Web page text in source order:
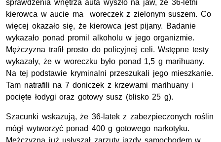
sprawdzenia wnętrza auta wyszło na jaw, że 36-letni
kierowca w aucie ma woreczek z zielonym suszem. Co
więcej okazało się, że kierowca jest pijany. Badanie
wykazało ponad promil alkoholu w jego organizmie.
Mężczyzna trafił prosto do policyjnej celi. Wstępne testy
wykazały, że w woreczku było ponad 1,5 g marihuany.
Na tej podstawie kryminalni przeszukali jego mieszkanie.
Tam natrafili na 7 doniczek z krzewami marihuany i
pocięte łodygi oraz gotowy susz (blisko 25 g).
Szacunki wskazują, że 36-latek z zabezpieczonych roślin
mógł wytworzyć ponad 400 g gotowego narkotyku.
Mężczyzna już usłyszał zarzuty jazdy samochodem w